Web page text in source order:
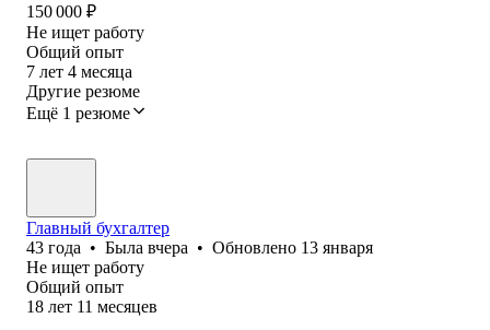
150 000 ₽
Не ищет работу
Общий опыт
7 лет 4 месяца
Другие резюме
Ещё 1 резюме
Главный бухгалтер
43 года • Была вчера • Обновлено 13 января
Не ищет работу
Общий опыт
18 лет 11 месяцев